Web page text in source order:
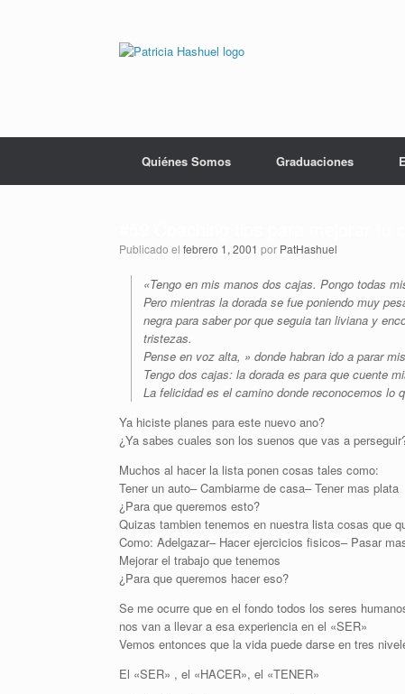
Quiénes Somos Graduaciones
Publicado el febrero 1, 2001 por PatHashuel
«Tengo en mis manos dos cajas. Pongo todas
Pero mientras la dorada se fue poniendo muy
negra para saber por que seguia tan liviana y
tristezas.
Pense en voz alta, » donde habran ido a parar
Tengo dos cajas: la dorada es para que cuente
La felicidad es el camino donde reconocemos lo
Ya hiciste planes para este nuevo ano?
¿Ya sabes cuales son los suenos que vas a
Muchos al hacer la lista ponen cosas tales como:
Tener un auto– Cambiarme de casa– Tener mas plata
¿Para que queremos esto?
Quizas tambien tenemos en nuestra lista cosas que
Como: Adelgazar– Hacer ejercicios fisicos– Pasar
Mejorar el trabajo que tenemos
¿Para que queremos hacer eso?
Se me ocurre que en el fondo todos los seres
nos van a llevar a esa experiencia en el «SER»
Vemos entonces que la vida puede darse en tres
El «SER» , el «HACER», el «TENER»